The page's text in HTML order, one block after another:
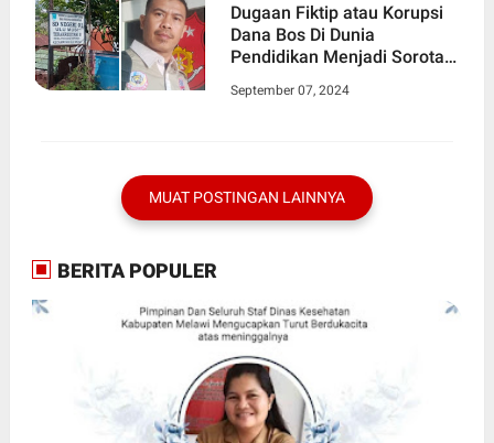
Dugaan Fiktip atau Korupsi
Dana Bos Di Dunia
Pendidikan Menjadi Sorotan
September 07, 2024
MUAT POSTINGAN LAINNYA
BERITA POPULER